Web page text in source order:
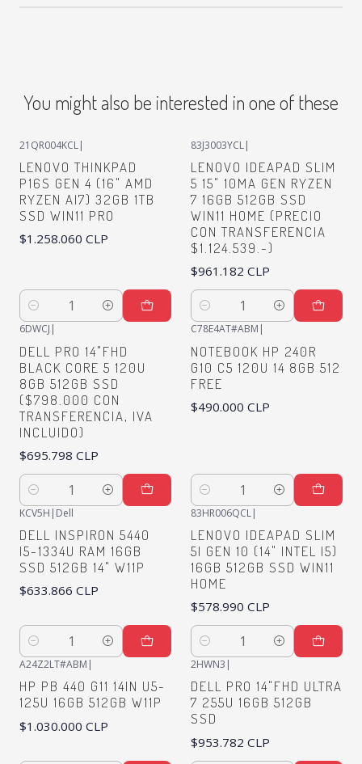
You might also be interested in one of these
21QR004KCL|
LENOVO THINKPAD
P16S GEN 4 (16" AMD
RYZEN AI7) 32GB 1TB
SSD WIN11 PRO
$1.258.060 CLP
Quantity
83J3003YCL|
LENOVO IDEAPAD SLIM
5 15" 10MA GEN RYZEN
7 16GB 512GB SSD
WIN11 HOME (PRECIO
CON TRANSFERENCIA
$1.124.539.-)
$961.182 CLP
Quantity
6DWCJ
DELL PRO 14"FHD
BLACK CORE 5 120U
8GB 512GB SSD
($798.000 CON
TRANSFERENCIA, IVA
INCLUIDO)
$695.798 CLP
Quantity
C78E4AT#ABM
NOTEBOOK HP 240R
G10 C5 120U 14 8GB 512
FREE
$490.000 CLP
Quantity
KCV5H | Dell
DELL INSPIRON 5440
I5-1334U RAM 16GB
SSD 512GB 14" W11P
$633.866 CLP
Quantity
83HR006QCL|
LENOVO IDEAPAD SLIM
5I GEN 10 (14" INTEL I5)
16GB 512GB SSD WIN11
HOME
$578.990 CLP
Quantity
A24Z2LT#ABM |
HP PB 440 G11 14IN U5-
125U 16GB 512GB W11P
$1.030.000 CLP
2HWN3 |
DELL PRO 14"FHD ULTRA
7 255U 16GB 512GB
SSD
$953.782 CLP